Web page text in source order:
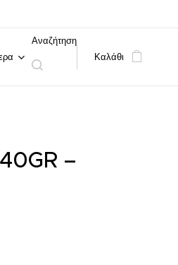
Αναζήτηση
Καλάθι
–